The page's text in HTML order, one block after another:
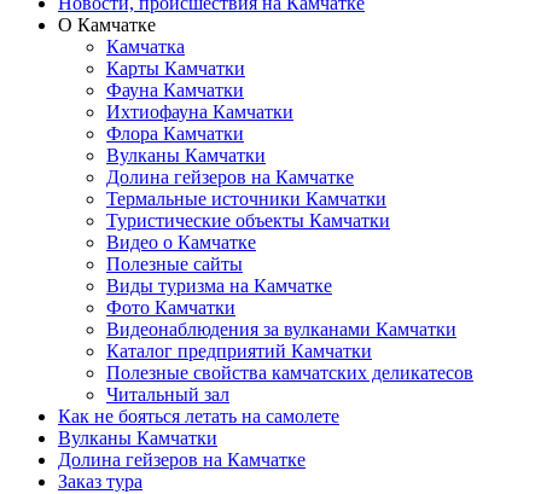
О Камчатке
Камчатка
Карты Камчатки
Фауна Камчатки
Ихтиофауна Камчатки
Флора Камчатки
Вулканы Камчатки
Долина гейзеров на Камчатке
Термальные источники Камчатки
Туристические объекты Камчатки
Видео о Камчатке
Полезные сайты
Виды туризма на Камчатке
Фото Камчатки
Видеонаблюдения за вулканами Камчатки
Каталог предприятий Камчатки
Полезные свойства камчатских деликатесов
Читальный зал
Как не бояться летать на самолете
Вулканы Камчатки
Долина гейзеров на Камчатке
Заказ тура